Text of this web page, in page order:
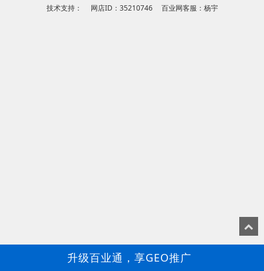
技术支持： 网店ID：35210746 百业网客服：杨宇
升级百业通，享GEO推广